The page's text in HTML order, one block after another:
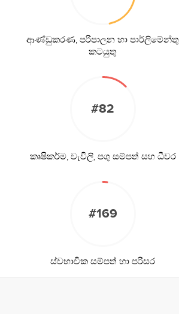
ආණ්ඩුකරණ, පරිපාලන හා පාර්ලිමේන්තු
කටයුතු
#82
කෘෂිකර්ම, වැවිලි, පශු සම්පත් සහ ධීවර
#169
ස්වභාවික සම්පත් හා පරිසර